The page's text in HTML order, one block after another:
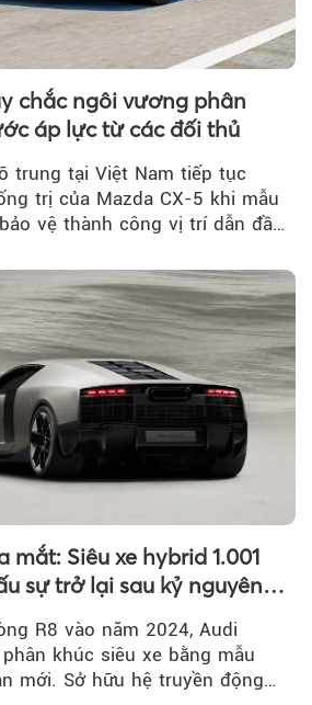
chắc ngôi vương phân
áp lực từ các đối thủ
trung tại Việt Nam tiếp tục
trị của Mazda CX-5 khi mẫu
vệ thành công vị trí dẫn đầu
mắt: Siêu xe hybrid 1.001
sự trở lại sau kỷ nguyên
R8 vào năm 2024, Audi
khúc siêu xe bằng mẫu
mới. Sở hữu hệ truyền động